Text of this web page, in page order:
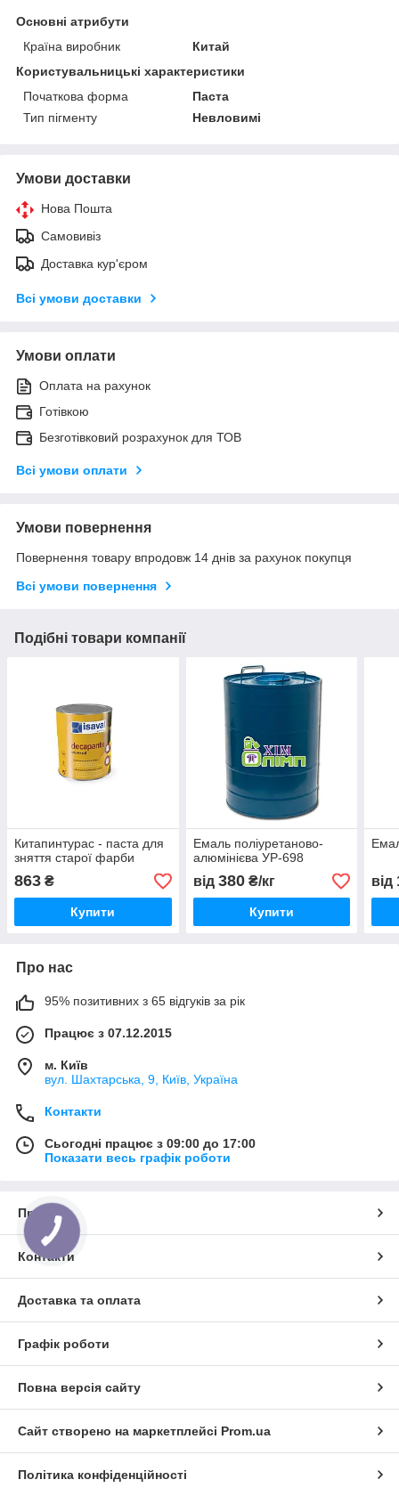
Основні атрибути
Країна виробник
Китай
Користувальницькі характеристики
Початкова форма
Паста
Тип пігменту
Невловимі
Умови доставки
Нова Пошта
Самовивіз
Доставка кур'єром
Всі умови доставки
Умови оплати
Оплата на рахунок
Готівкою
Безготівковий розрахунок для ТОВ
Всі умови оплати
Умови повернення
Повернення товару впродовж 14 днів за рахунок покупця
Всі умови повернення
Подібні товари компанії
Китапинтурас - паста для
зняття старої фарби
863 ₴
Купити
Емаль поліуретаново-
алюмінієва УР-698
від 380₴/кг
Купити
від
Про нас
95% позитивних з 65 відгуків за рік
Працює з 07.12.2015
м. Київ
вул. Шахтарська, 9, Київ, Україна
Контакти
Сьогодні працює з 09:00 до 17:00
Показати весь графік роботи
Про нас
Контакти
Доставка та оплата
Графік роботи
Повна версія сайту
Сайт створено на маркетплейсі Prom.ua
Політика конфіденційності